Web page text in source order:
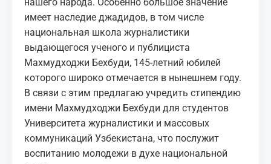
имеет наследие джадидов, в том числе
национальная школа журналистики
выдающегося ученого и публициста
Махмудходжи Бехбуди, 145-летний юбилей
которого широко отмечается в нынешнем году.
В связи с этим предлагаю учредить стипендию
имени Махмудходжи Бехбуди для студентов
Университета журналистики и массовых
коммуникаций Узбекистана, что послужит
воспитанию молодежи в духе национальной